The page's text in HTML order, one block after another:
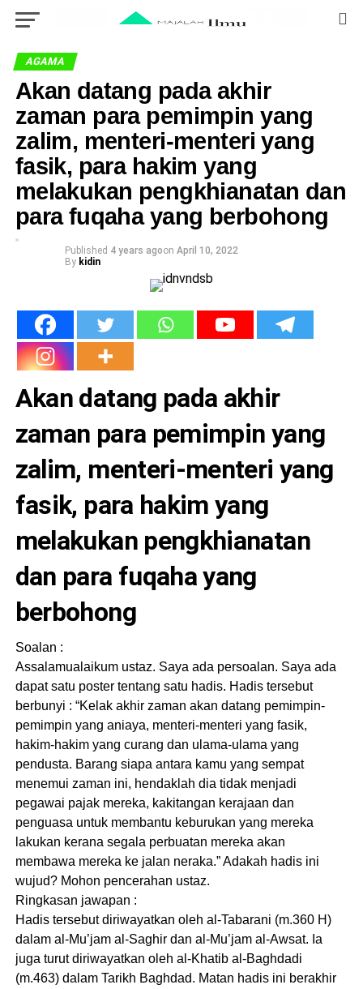
AGAMA
Akan datang pada akhir
zaman para pemimpin yang
zalim, menteri-menteri yang
fasik, para hakim yang
melakukan pengkhianatan dan
para fuqaha yang berbohong
Published 4 years agoon April 10, 2022
By kidin
Akan datang pada akhir
zaman para pemimpin yang
zalim, menteri-menteri yang
fasik, para hakim yang
melakukan pengkhianatan
dan para fuqaha yang
berbohong
Soalan :
Assalamualaikum ustaz. Saya ada persoalan. Saya ada
dapat satu poster tentang satu hadis. Hadis tersebut
berbunyi : “Kelak akhir zaman akan datang pemimpin-
pemimpin yang aniaya, menteri-menteri yang fasik,
hakim-hakim yang curang dan ulama-ulama yang
pendusta. Barang siapa antara kamu yang sempat
menemui zaman ini, hendaklah dia tidak menjadi
pegawai pajak mereka, kakitangan kerajaan dan
penguasa untuk membantu keburukan yang mereka
lakukan kerana segala perbuatan mereka akan
membawa mereka ke jalan neraka.” Adakah hadis ini
wujud? Mohon pencerahan ustaz.
Ringkasan jawapan :
Hadis tersebut diriwayatkan oleh al-Tabarani (m.360 H)
dalam al-Mu’jam al-Saghir dan al-Mu’jam al-Awsat. Ia
juga turut diriwayatkan oleh al-Khatib al-Baghdadi
(m.463) dalam Tarikh Baghdad. Matan hadis ini berakhir